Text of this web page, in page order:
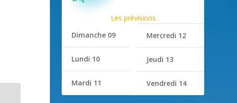
Les prévisions
Dimanche 09
Lundi 10
Mardi 11
Mercredi 12
Jeudi 13
Vendredi 14